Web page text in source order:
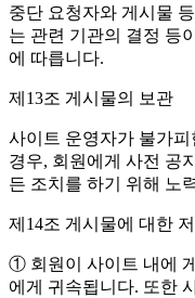
중단 요청자와 게시물
는 관련 기관의 결정 등
에 따릅니다.
제13조 게시물의 보관
사이트 운영자가 불가
경우, 회원에게 사전 공
든 조치를 하기 위해 노
제14조 게시물에 대한
① 회원이 사이트 내에
에게 귀속됩니다. 또한